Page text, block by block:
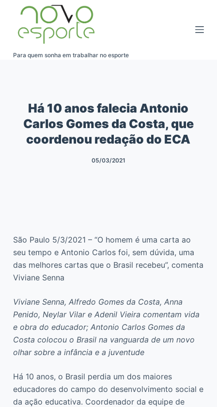
Para quem sonha em trabalhar no esporte
Há 10 anos falecia Antonio
Carlos Gomes da Costa, que
coordenou redação do ECA
05/03/2021
São Paulo 5/3/2021 – “O homem é uma carta ao
seu tempo e Antonio Carlos foi, sem dúvida, uma
das melhores cartas que o Brasil recebeu”, comenta
Viviane Senna
Viviane Senna, Alfredo Gomes da Costa, Anna
Penido, Neylar Vilar e Adenil Vieira comentam vida
e obra do educador; Antonio Carlos Gomes da
Costa colocou o Brasil na vanguarda de um novo
olhar sobre a infância e a juventude
Há 10 anos, o Brasil perdia um dos maiores
educadores do campo do desenvolvimento social e
da ação educativa. Coordenador da equipe de